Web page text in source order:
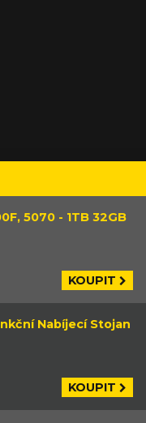
5070 - 1TB 32GB
KOUPIT
Nabíjecí Stojan
KOUPIT